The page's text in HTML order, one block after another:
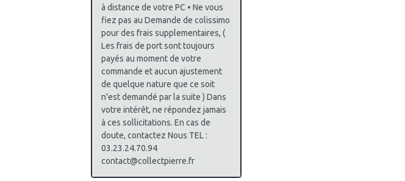
à distance de votre PC • Ne vous
fiez pas au Demande de colissimo
pour des frais supplementaires, (
Les frais de port sont toujours
payés au moment de votre
commande et aucun ajustement
de quelque nature que ce soit
n'est demandé par la suite ) Dans
votre intérêt, ne répondez jamais
à ces sollicitations. En cas de
doute, contactez Nous TEL :
03.23.24.70.94
contact@collectpierre.fr